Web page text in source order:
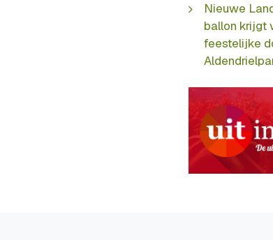
Nieuwe
ballon krijgt
feestelijke